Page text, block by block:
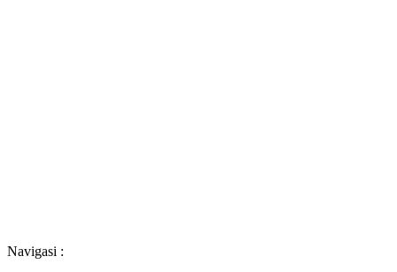
Navigasi :